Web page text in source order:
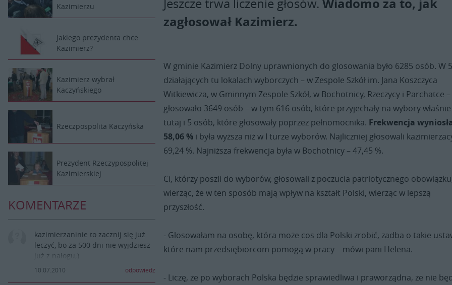
Kazimierzu
Jakiego prezydenta chce
Kazimierz?
Kazimierz wybrał
Kaczyńskiego
Rzeczpospolita Kaczyńska
Prezydent Rzeczypospolitej
Kazimierskiej
KOMENTARZE
kazimierzaninie to zacznij się już
leczyć, bo za 500 dni nie wyjdziesz
już z nałogu;)
Ale niestety błedów nie robi tylko
10.07.2010 odpowiedz
Jeszcze trwa liczenie głosów.
zagłosował Kazimierz.
W gminie Kazimierz Dolny uprawnionych do glosowania było 6285 osób. W 5
działających tu lokalach wyborczych – w Zespole Szkół im. Jana Koszczyca
Witkiewicza, w Gminnym Zespole Szkół, w Bochotnicy, Rzeczycy i Parchatce –
głosowało 3649 osób – w tym 616 osób, które przyjechały na wybory właśnie
tutaj i 5 osób, które głosowały poprzez pełnomocnika. Frekwencja
58,06 % i była wyższa niż w I turze wyborów. Najliczniej głosowali
69,24 %. Najniższa frekwencja była w Bochotnicy – 47,45 %.
Ci, którzy poszli do wyborów, głosowali z poczucia patriotycznego
wierząc, że w ten sposób mają wpływ na kształt Polski, wierząc w lepszą
przyszłość.
- Glosowałam na osobę, która może cos dla Polski zrobić, zadba o takie
które nam przedsiębiorcom pomogą w pracy – mówi pani Helena.
- Liczę, że po wyborach Polska będzie sprawiedliwa i praworządna, że nie